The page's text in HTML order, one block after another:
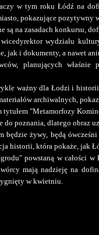
w tym roku Łódź na
pokazujące pozytywny
są na zasadach konkursu,
wydziału
jak i dokumenty, a nawet
planujących
ważny dla Łodzi i
archiwalnych,
"Metamorfozy
do poznania, dlatego obraz
będzie żywy, będą
historii, która pokaże, jak
powstaną w całości
mają nadzieję na
w kwietniu.